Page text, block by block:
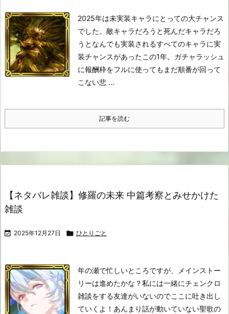
2025年は未実装キャラにとっての大チャンス
でした。 敵キャラだろうと死んだキャラだろ
うとなんでも実装されるすべてのキャラに実
装チャンスがあったこの1年。 ガチャラッシュ
に報酬枠をフルに使ってもまだ順番が回って
こない悲 ...
記事を読む
【ネタバレ雑談】修羅の未来 中篇考察とみせかけた
雑談
 2025年12月27日  ひとりごと
年の瀬で忙しいところですが、メインストー
リーは進めたかな？私には一緒にチェンクロ
雑談をする友達がいないのでここに吐き出し
ていくよ！ あんまり話が動いていない聖歌の